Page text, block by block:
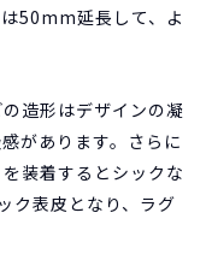
50mm延長して、よ
造形はデザインの凝
があります。さらに
装着するとシックな
ク表皮となり、ラグ